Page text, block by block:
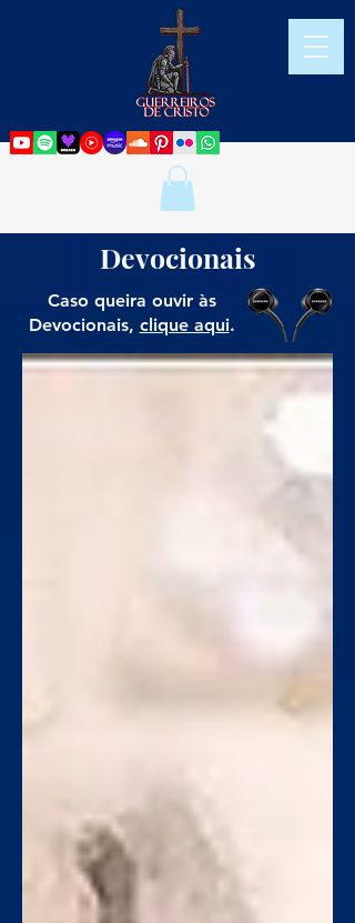
Devocionais
Caso queira ouvir às
Devocionais, clique aqui.